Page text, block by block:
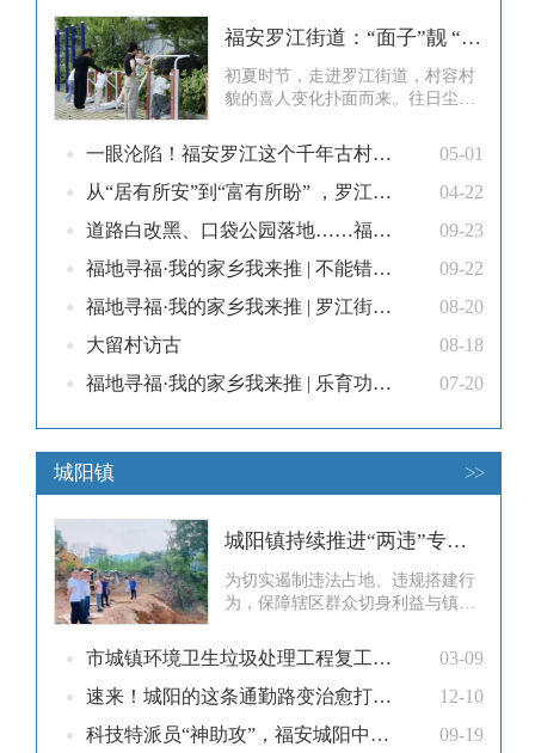
福安罗江街道：“面子”靓 “里子”实 日子甜
初夏时节，走进罗江街道，村容村
貌的喜人变化扑面而来。往日尘土
变成了平整静谧的沥青路面；昔日
堆满杂物的闲置空地，如今变身绿
意盎然、设施齐全的口袋公
以前这块地堆着杂物，夏天蚊虫特
别多。后来修了口袋公园，老人、
小孩傍晚都能来
一眼沦陷！福安罗江这个千年古村，跨越时空的古今对话
05-01
从“居有所安”到“富有所盼” ，罗江街道这样做
04-22
道路白改黑、口袋公园落地……福安罗江群众赞叹，生活不比城里差！
09-23
福地寻福·我的家乡我来推 | 不能错过的罗江烟火气，藏着最抚人心的家乡味
09-22
福地寻福·我的家乡我来推 | 罗江街道：解密新能源电池——这条家门口的“动力链”，正在改变你我生活！
08-20
大留村访古
08-18
福地寻福·我的家乡我来推 | 乐育功深张如翰：闽东近代教育的拓荒人
07-20
城阳镇 >>
城阳镇持续推进“两违”专项整治
为切实遏制违法占地、违规搭建行
为，保障辖区群众切身利益与镇村
位、靶向精准施策，联合城管、综
合执法大队多点发力开展“两违”专
项整治行动，依法拆除2处违法建
以实打实的整治成效持续优化镇村
市城镇环境卫生垃圾处理工程复工提速 力争十月份投用
03-09
速来！城阳的这条通勤路变治愈打卡地
12-10
科技特派员“神助攻”，福安城阳中稻丰收有戏啦！
09-19